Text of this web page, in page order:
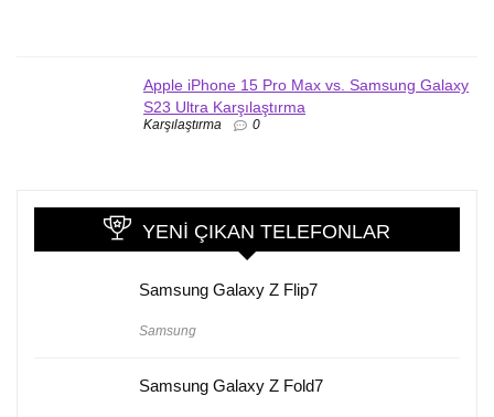
Apple iPhone 15 Pro Max vs. Samsung Galaxy
S23 Ultra Karşılaştırma
Karşılaştırma 0
YENI ÇIKAN TELEFONLAR
Samsung Galaxy Z Flip7
Samsung
Samsung Galaxy Z Fold7